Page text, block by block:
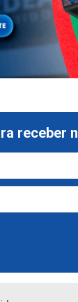
receber